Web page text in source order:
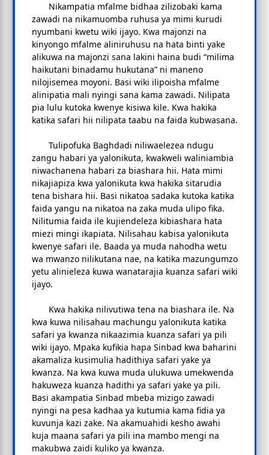
Nikampatia mfalme bidhaa zilizobaki kama
zawadi na nikamuomba ruhusa ya mimi kurudi
nyumbani kwetu wiki ijayo. Kwa majonzi na
kinyongo mfalme aliniruhusu na hata binti yake
alikuwa na majonzi sana lakini haina budi “milima
haikutani binadamu hukutana” ni maneno
nilojisemea moyoni. Basi wiki ilipoisha mfalme
alinipatia mali nyingi sana kama zawadi. Nilipata
pia lulu kutoka kwenye kisiwa kile. Kwa hakika
katika safari hii nilipata taabu na faida kubwasana.
Tulipofuka Baghdadi niliwaelezea ndugu
zangu habari ya yalonikuta, kwakweli waliniambia
niwachanena habari za biashara hii. Hata mimi
nikajiapiza kwa yalonikuta kwa hakika sitarudia
tena bishara hii. Basi nikatoa sadaka kutoka katika
faida yangu na nikatoa na zaka muda ulipo fika.
Nilitumia faida ile kujiendeleza kibiashara hata
miezi mingi ikapiata. Nilisahau kabisa yalonikuta
kwenye safari ile. Baada ya muda nahodha wetu
wa mwanzo nilikutana nae, na katika mazungumzo
yetu alinieleza kuwa wanatarajia kuanza safari wiki
ijayo.
Kwa hakika nilivutiwa tena na biashara ile. Na
kwa kuwa nilisahau machungu yalonikuta katika
safari ya kwanza nikaazimia kuanza safari ya pili
wiki ijayo. Mpaka kufikia hapa Sinbad kwa baharini
akamaliza kusimulia hadithiya safari yake ya
kwanza. Na kwa kuwa muda ulukuwa umekwenda
hakuweza kuanza hadithi ya safari yake ya pili.
Basi akampatia Sinbad mbeba mizigo zawadi
nyingi na pesa kadhaa ya kutumia kama fidia ya
kuvunja kazi zake. Na akamuahidi kesho awahi
kuja maana safari ya pili ina mambo mengi na
makubwa zaidi kuliko ya kwanza.